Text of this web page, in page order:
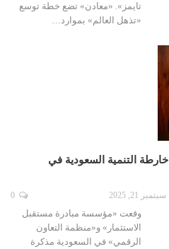
تايمز». «معادن» تضع خطة توسع
«تذهل العالم» بموارد…
التنمية السعودية في
سبتمبر 21, 2025
وقعت «مؤسسة مبادرة مستقبل
الاستثمار» و«منظمة التعاون
الرقمي» في السعودية مذكرة